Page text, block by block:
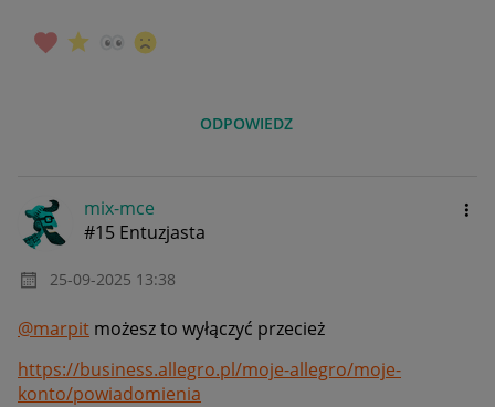
ODPOWIEDZ
mix-mce
#15 Entuzjasta
‎25-09-2025 13:38
@marpit możesz to wyłączyć przecież
https://business.allegro.pl/moje-allegro/moje-
konto/powiadomienia